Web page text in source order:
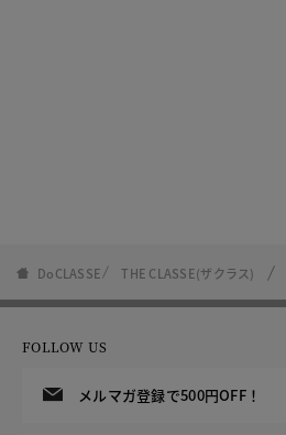
DoCLASSE THE CLASSE(ザクラス)
FOLLOW US
メルマガ登録で500円OFF！